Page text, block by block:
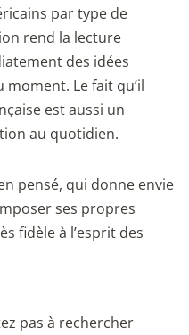
par type de
rend la lecture
des idées
Le fait qu’il
est aussi un
au quotidien.
pensé, qui donne envie
ses propres
fidèle à l’esprit des
pas à rechercher